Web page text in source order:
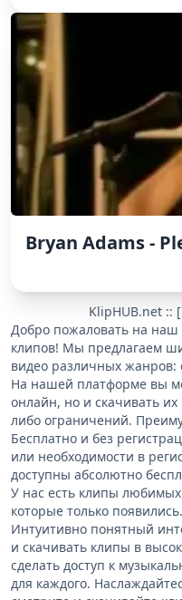
Bryan Adams -
KlipHUB.net ::
Добро пожаловать на наш
клипов! Мы предлагаем
видео различных жанров:
На нашей платформе вы
онлайн, но и скачивать их
либо ограничений.
Бесплатно и без
или необходимости в
доступны абсолютно
У нас есть клипы
которые только
Интуитивно понятный
и скачивать клипы в
сделать доступ к
для каждого.